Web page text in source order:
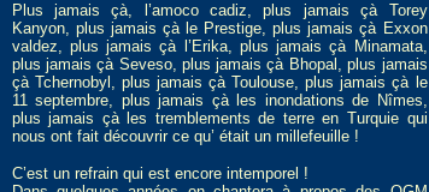
Plus jamais çà, l’amoco cadiz, plus jamais çà Torey
Kanyon, plus jamais çà le Prestige, plus jamais çà Exxon
valdez, plus jamais çà l’Erika, plus jamais çà Minamata,
plus jamais çà Seveso, plus jamais çà Bhopal, plus jamais
çà Tchernobyl, plus jamais çà Toulouse, plus jamais çà le
11 septembre, plus jamais çà les inondations de Nîmes,
plus jamais çà les tremblements de terre en Turquie qui
nous ont fait découvrir ce qu’ était un millefeuille !
C’est un refrain qui est encore intemporel !